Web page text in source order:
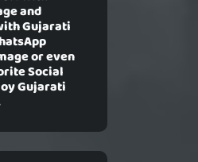
and
Gujarati
or even
Social
Gujarati